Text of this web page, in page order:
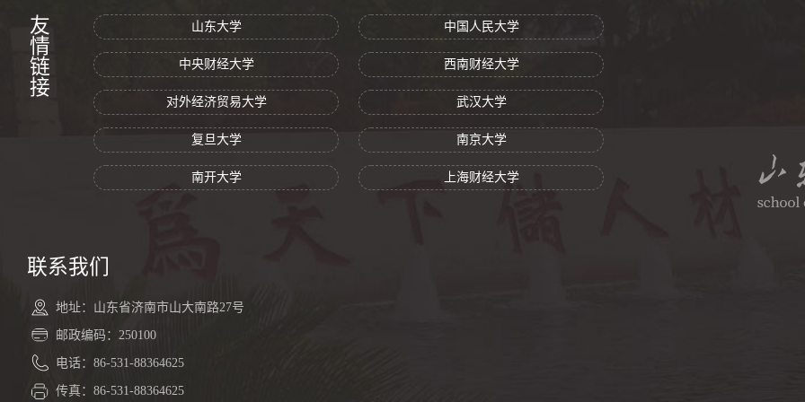
友情链接 山东大学 中国人民大学
中央财经大学 西南财经大学
对外经济贸易大学 武汉大学
复旦大学 南京大学
南开大学 上海财经大学
联系我们
地址：山东省济南市山大南路27号
邮政编码：250100
电话：86-531-88364625
传真：86-531-88364625